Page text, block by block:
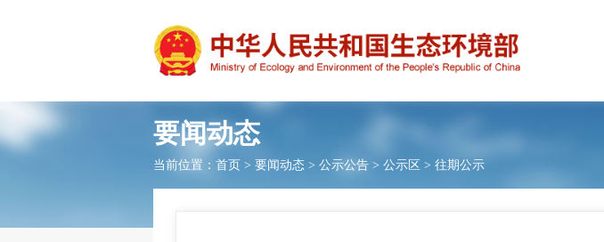
要闻动态
当前位置： 首页 > 要闻动态 > 公示公告 > 公示区 > 往期公示